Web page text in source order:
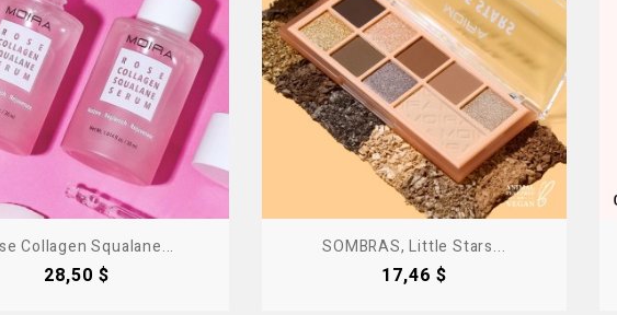
Collagen Squalane...
Precio
28,50 $
SOMBRAS, Little Stars...
Precio
17,46 $